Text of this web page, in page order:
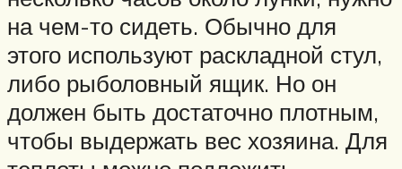
на чем-то сидеть. Обычно для
этого используют раскладной стул,
либо рыболовный ящик. Но он
должен быть достаточно плотным,
чтобы выдержать вес хозяина. Для